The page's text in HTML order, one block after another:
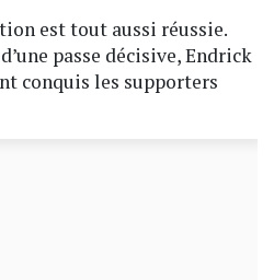
est tout aussi réussie.
passe décisive, Endrick
conquis les supporters